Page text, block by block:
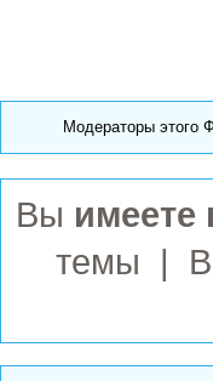
Модераторы этого
Вы имеете